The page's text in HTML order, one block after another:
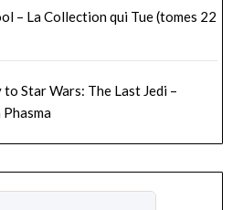
– La Collection qui Tue (tomes 22
to Star Wars: The Last Jedi –